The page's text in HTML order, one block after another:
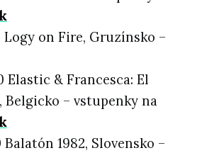
Logy on Fire, Gruzínsko –
Elastic & Francesca: El
Belgicko – vstupenky na
Balatón 1982, Slovensko –